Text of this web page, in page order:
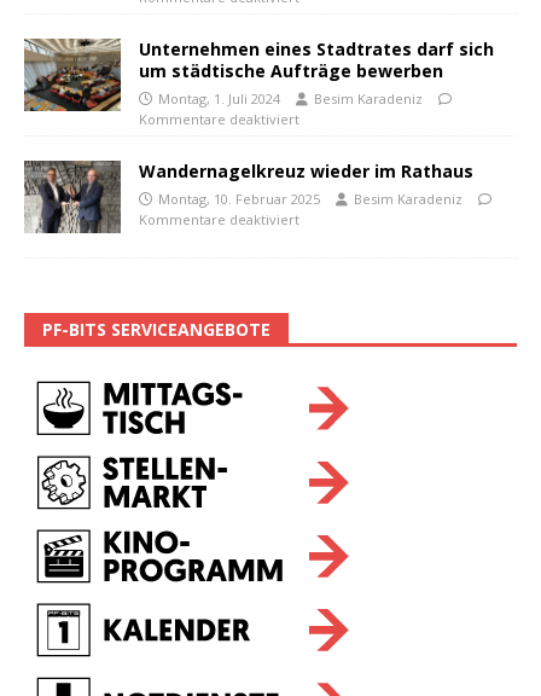
Unternehmen eines Stadtrates darf sich
um städtische Aufträge bewerben
Montag, 1. Juli 2024
Besim Karadeniz
Kommentare deaktiviert
Wandernagelkreuz wieder im Rathaus
Montag, 10. Februar 2025
Besim Karadeniz
Kommentare deaktiviert
PF-BITS SERVICEANGEBOTE